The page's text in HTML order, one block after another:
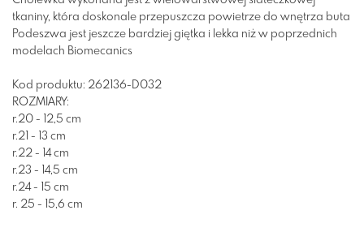
tkaniny, która doskonale przepuszcza powietrze do wnętrza buta
Podeszwa jest jeszcze bardziej giętka i lekka niż w poprzednich
modelach Biomecanics
Kod produktu: 262136-D032
ROZMIARY:
r.20 - 12,5 cm
r.21 - 13 cm
r.22 - 14 cm
r.23 - 14,5 cm
r.24 - 15 cm
r. 25 - 15,6 cm